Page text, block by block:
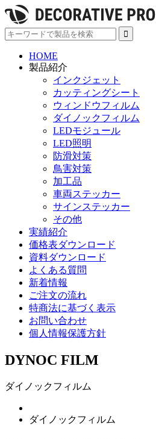
HOME
製品紹介
インクジェット
カッティングシート
ウィンドウフィルム
ダイノックフィルム
LEDモジュール
LED照明
防滑対策
鳥害対策
加工品
車両ステッカー
サインステッカー
その他
実績紹介
価格表ダウンロード
資料ダウンロード
よくある質問
新着情報
ご注文の流れ
特商法に基づく表示
お問い合わせ
個人情報保護方針
DYNOC FILM
ダイノックフィルム
ダイノックフィルム